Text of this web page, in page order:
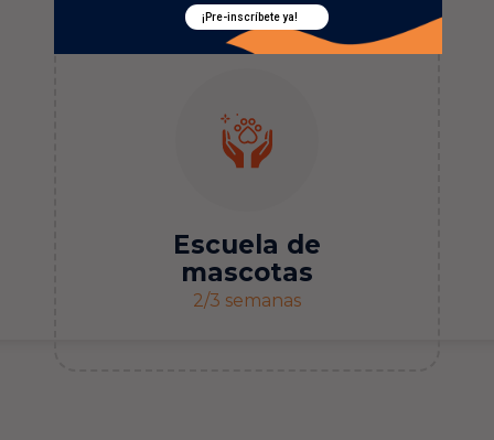
Escuela de
mascotas
2/3 semanas
¡Pre-inscríbete ya!